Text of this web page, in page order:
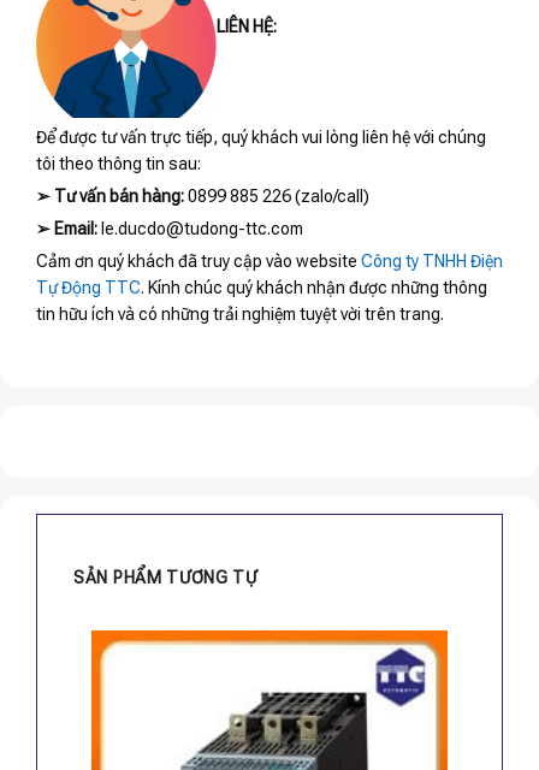
LIÊN HỆ:
Để được tư vấn trực tiếp, quý khách vui lòng liên hệ với chúng
tôi theo thông tin sau:
➢ Tư vấn bán hàng:0899 885 226 (zalo/call)
➢ Email: le.ducdo@tudong-ttc.com
Cảm ơn quý khách đã truy cập vào website Công ty TNHH Điện
Tự Động TTC. Kính chúc quý khách nhận được những thông
tin hữu ích và có những trải nghiệm tuyệt vời trên trang.
SẢN PHẨM TƯƠNG TỰ